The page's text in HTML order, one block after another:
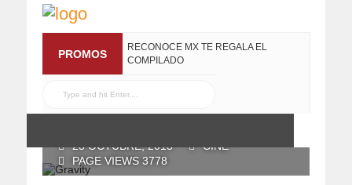
PROMOS
RECONOCE MX TE REGALA EL
COMPILADO
23 OCTUBRE, 2013
CINE
PAGE VIEWS 3778